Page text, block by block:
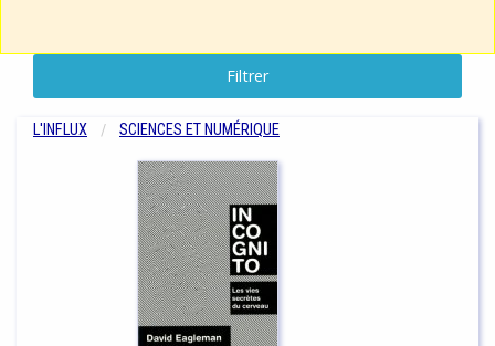
Filtrer
L'INFLUX SCIENCES ET NUMÉRIQUE